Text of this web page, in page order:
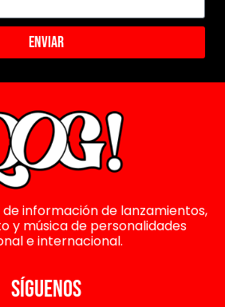
Enviar
información de lanzamientos,
y música de personalidades
e internacional.
SÍGUENOS